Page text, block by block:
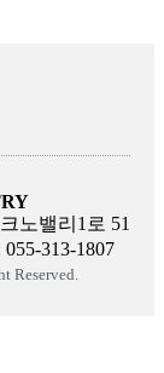
노밸리1로 51
313-1807
Reserved.